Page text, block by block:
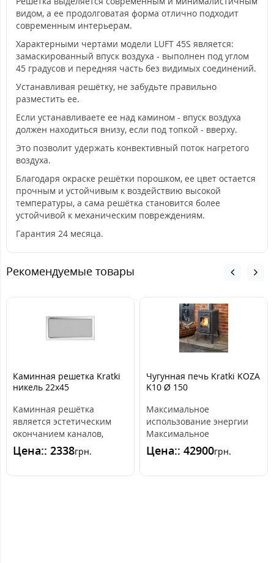
видом, а ее продолговатая форма отлично подходит
современным интерьерам.
Характерными чертами модели LUFT 45S является:
замаскированный впуск воздуха - выполнен под углом
45 градусов и передняя часть без видимых соединений.
Устанавливая решётку, не забудьте правильно
разместить ее.
Если устанавливаете ее над камином - впуск воздуха
должен находиться внизу, если под топкой - вверху.
Это позволит удержать конвективный поток нагретого
воздуха.
Благодаря окраске решётки порошком, ее цвет остается
прочным и устойчивым к воздействию высокой
температуры, а сама решётка становится более
устойчивой к механическим повреждениям.
Гарантия 24 месяца.
Рекомендуемые товары
Каминная решетка Kratki
никель 22x45
Каминная решётка
является эстетическим
окончанием каналов,
распределяющих горячий
воздух из камина. ..
Цена:: 2338грн.
Чугунная печь Kratki KOZA
K10 Ø 150
Максимальное
использование энергии
Максимальное
использование тепла и
бесперебойная действие
Цена:: 42900грн.